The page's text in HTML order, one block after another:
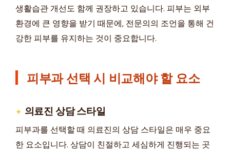
생활습관 개선도 함께 권장하고 있습니다. 피부는 외부
환경에 큰 영향을 받기 때문에, 전문의의 조언을 통해 건
강한 피부를 유지하는 것이 중요합니다.
피부과 선택 시 비교해야 할 요소
의료진 상담 스타일
피부과를 선택할 때 의료진의 상담 스타일은 매우 중요
한 요소입니다. 상담이 친절하고 세심하게 진행되는 곳